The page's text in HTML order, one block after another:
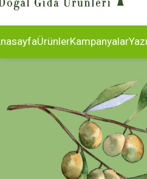
ÜrünlerKampanyalar